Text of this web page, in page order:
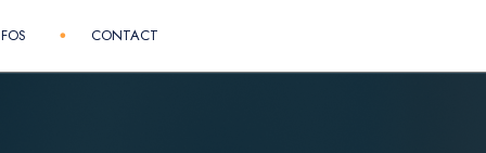
CONTACT